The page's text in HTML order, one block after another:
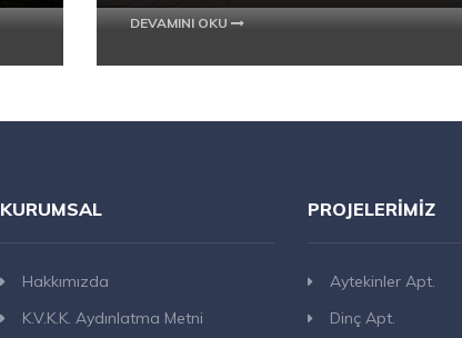
DEVAMINI OKU
KURUMSAL
Hakkımızda
K.V.K.K. Aydınlatma Metni
PROJELERIMIZ
Aytekinler Apt.
Dinç Apt.